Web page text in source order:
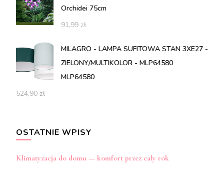
Orchidei 75cm
91,99 zł
MILAGRO - LAMPA SUFITOWA STAN 3XE27 -
ZIELONY/MULTIKOLOR - MLP64580
MLP64580
524,90 zł
OSTATNIE WPISY
Klimatyzacja do domu — komfort przez cały rok